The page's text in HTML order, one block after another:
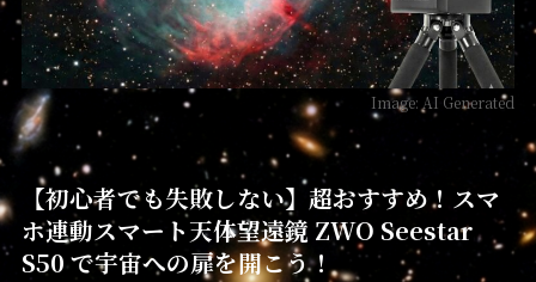
Image: AI Generated
【初心者でも失敗しない】超おすすめ！スマ
ホ連動スマート天体望遠鏡 ZWO Seestar
S50 で宇宙への扉を開こう！